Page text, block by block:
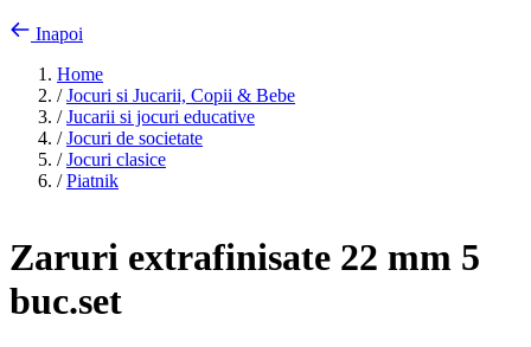
Inapoi
Home
/ Jocuri si Jucarii, Copii & Bebe
/ Jucarii si jocuri educative
/ Jocuri de societate
/ Jocuri clasice
/ Piatnik
Zaruri extrafinisate 22 mm 5
buc.set